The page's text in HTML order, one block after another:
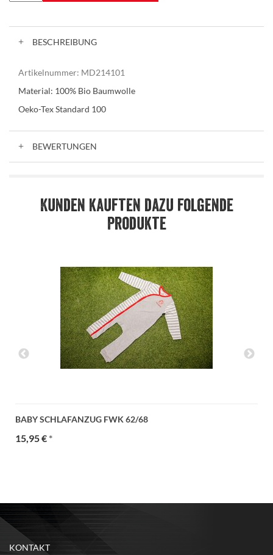
BESCHREIBUNG
Artikelnummer: MD214101
Material: 100% Bio Baumwolle
Oeko-Tex Standard 100
BEWERTUNGEN
Kunden kauften dazu folgende
Produkte
BABY SCHLAFANZUG FWK 62/68
15,95 €*
KONTAKT